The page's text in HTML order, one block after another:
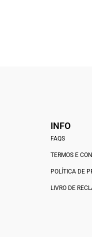
INFO
FAQS
TERMOS E
POLÍTICA DE
LIVRO DE